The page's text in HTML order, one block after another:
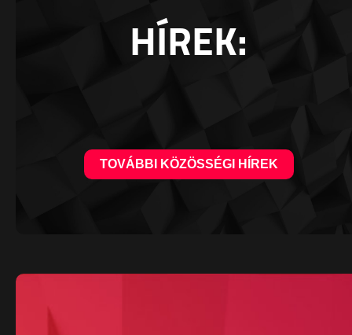
HÍREK:
TOVÁBBI KÖZÖSSÉGI HÍREK